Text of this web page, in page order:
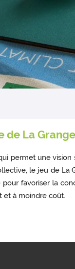
de La
permet une
le jeu de
favoriser la
et à moindre coût.